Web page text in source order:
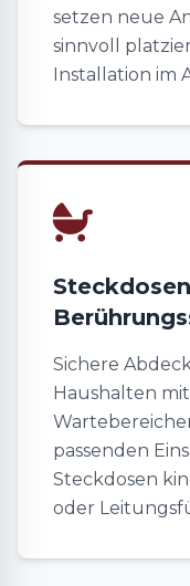
setzen neue
sinnvoll
Installation im
Sichere
Haushalten
passenden
Steckdosen
oder